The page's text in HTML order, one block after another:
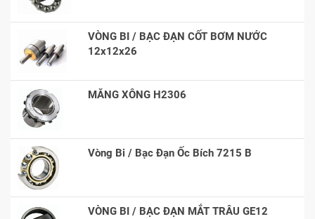
VÒNG BI / BẠC ĐẠN CỐT BƠM NƯỚC
12x12x26
MĂNG XÔNG H2306
Vòng Bi / Bạc Đạn Ốc Bích 7215 B
VÒNG BI / BẠC ĐẠN MẮT TRÂU GE12